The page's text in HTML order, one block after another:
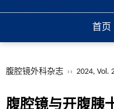
首页
腹腔镜外科杂志 ›› 2024, Vol.
腹腔镜与开腹胰